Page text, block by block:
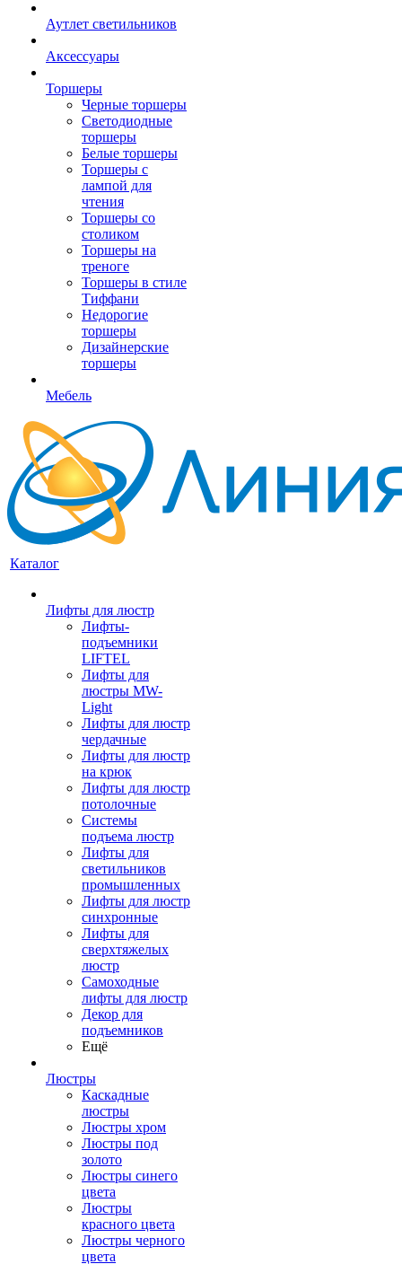
Аутлет светильников
Аксессуары
Торшеры
Черные торшеры
Светодиодные
торшеры
Белые торшеры
Торшеры с
лампой для
чтения
Торшеры со
столиком
Торшеры на
треноге
Торшеры в стиле
Тиффани
Недорогие
торшеры
Дизайнерские
торшеры
Мебель
Каталог
Лифты для люстр
Лифты-
подъемники
LIFTEL
Лифты для
люстры MW-
Light
Лифты для люстр
чердачные
Лифты для люстр
на крюк
Лифты для люстр
потолочные
Системы
подъема люстр
Лифты для
светильников
промышленных
Лифты для люстр
синхронные
Лифты для
сверхтяжелых
люстр
Самоходные
лифты для люстр
Декор для
подъемников
Ещё
Люстры
Каскадные
люстры
Люстры хром
Люстры под
золото
Люстры синего
цвета
Люстры
красного цвета
Люстры черного
цвета